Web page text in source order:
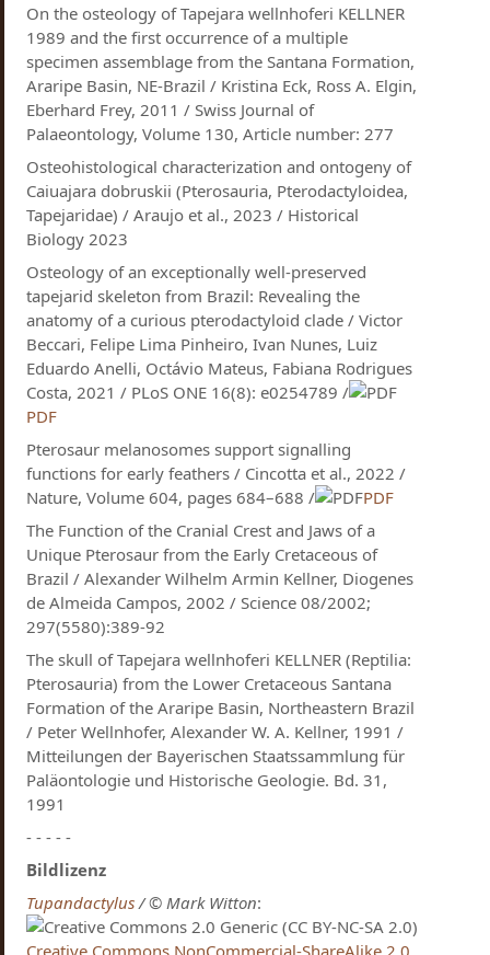
On the osteology of Tapejara wellnhoferi KELLNER
1989 and the first occurrence of a multiple
specimen assemblage from the Santana Formation,
Araripe Basin, NE-Brazil / Kristina Eck, Ross A. Elgin,
Eberhard Frey, 2011 / Swiss Journal of
Palaeontology, Volume 130, Article number: 277
Osteohistological characterization and ontogeny of
Caiuajara dobruskii (Pterosauria, Pterodactyloidea,
Tapejaridae) / Araujo et al., 2023 / Historical
Biology 2023
Osteology of an exceptionally well-preserved
tapejarid skeleton from Brazil: Revealing the
anatomy of a curious pterodactyloid clade / Victor
Beccari, Felipe Lima Pinheiro, Ivan Nunes, Luiz
Eduardo Anelli, Octávio Mateus, Fabiana Rodrigues
Costa, 2021 / PLoS ONE 16(8): e0254789 /
PDF
Pterosaur melanosomes support signalling
functions for early feathers / Cincotta et al., 2022 /
Nature, Volume 604, pages 684–688 /
PDF
The Function of the Cranial Crest and Jaws of a
Unique Pterosaur from the Early Cretaceous of
Brazil / Alexander Wilhelm Armin Kellner, Diogenes
de Almeida Campos, 2002 / Science 08/2002;
297(5580):389-92
The skull of Tapejara wellnhoferi KELLNER (Reptilia:
Pterosauria) from the Lower Cretaceous Santana
Formation of the Araripe Basin, Northeastern Brazil
/ Peter Wellnhofer, Alexander W. A. Kellner, 1991 /
Mitteilungen der Bayerischen Staatssammlung für
Paläontologie und Historische Geologie. Bd. 31,
1991
- - - - -
Bildlizenz
Tupandactylus / © Mark Witton:
Creative Commons NonCommercial-ShareAlike 2.0